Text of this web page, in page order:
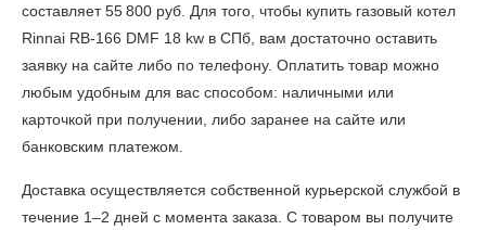
составляет 55 800 руб. Для того, чтобы купить газовый котел
Rinnai RB-166 DMF 18 kw в СПб , вам достаточно оставить
заявку на сайте либо по телефону. Оплатить товар можно
любым удобным для вас способом: наличными или
карточкой при получении, либо заранее на сайте или
банковским платежом.
Доставка осуществляется собственной курьерской службой в
течение 1–2 дней с момента заказа. С товаром вы получите